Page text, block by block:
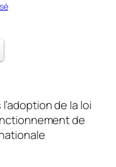
de la loi
de